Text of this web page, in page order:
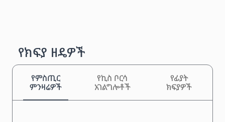
የክፍያ ዘዴዎች
የምስጢር
ምንዛሬዎች
የኪስ ቦርሳ
አገልግሎቶች
የፊያት
ክፍያዎች